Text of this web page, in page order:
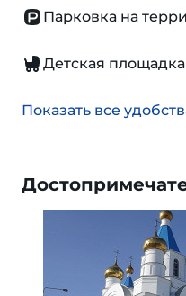
Парковка на
Детская
Показать все